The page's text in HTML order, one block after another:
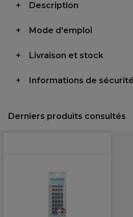
Description
Mode d'emploi
Livraison et stock
Informations de sécurité
Derniers produits consultés